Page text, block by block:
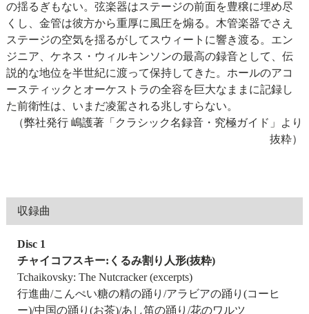
の揺るぎもない。弦楽器はステージの前面を豊穣に埋め尽
くし、金管は彼方から重厚に風圧を煽る。木管楽器でさえ
ステージの空気を揺るがしてスウィートに響き渡る。エン
ジニア、ケネス・ウィルキンソンの最高の録音として、伝
説的な地位を半世紀に渡って保持してきた。ホールのアコ
ースティックとオーケストラの全容を巨大なままに記録し
た前衛性は、いまだ凌駕される兆しすらない。
（弊社発行 嶋護著「クラシック名録音・究極ガイド」より
抜粋）
収録曲
Disc 1
チャイコフスキー:くるみ割り人形(抜粋)
Tchaikovsky: The Nutcracker (excerpts)
行進曲/こんぺい糖の精の踊り/アラビアの踊り(コーヒ
ー)/中国の踊り(お茶)/あし笛の踊り/花のワルツ